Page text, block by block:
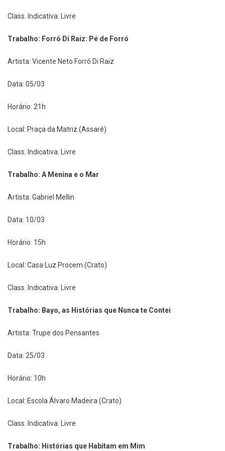
Class. Indicativa: Livre
Trabalho: Forró Di Raiz: Pé de Forró
Artista: Vicente Neto Forró Di Raiz
Data: 05/03
Horário: 21h
Local: Praça da Matriz (Assaré)
Class. Indicativa: Livre
Trabalho: A Menina e o Mar
Artista: Gabriel Mellin
Data: 10/03
Horário: 15h
Local: Casa Luz Procem (Crato)
Class. Indicativa: Livre
Trabalho: Bayo, as Histórias que Nunca te Contei
Artista: Trupe dos Pensantes
Data: 25/03
Horário: 10h
Local: Escola Álvaro Madeira (Crato)
Class. Indicativa: Livre
Trabalho: Histórias que Habitam em Mim